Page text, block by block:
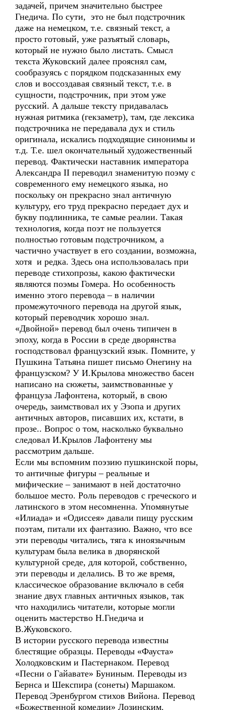
задачей, причем значительно быстрее
Гнедича. По сути, это не был подстрочник
даже на немецком, т.е. связный текст, а
просто готовый, уже разъятый словарь,
который не нужно было листать. Смысл
текста Жуковский далее прояснял сам,
сообразуясь с порядком подсказанных ему
слов и воссоздавая связный текст, т.е. в
сущности, подстрочник, при этом уже
русский. А дальше тексту придавалась
нужная ритмика (гекзаметр), там, где лексика
подстрочника не передавала дух и стиль
оригинала, искались подходящие синонимы и
т.д. Т.е. шел окончательный художественный
перевод. Фактически наставник императора
Александра II переводил знаменитую поэму с
современного ему немецкого языка, но
поскольку он прекрасно знал античную
культуру, его труд прекрасно передает дух и
букву подлинника, те самые реалии. Такая
технология, когда поэт не пользуется
полностью готовым подстрочником, а
частично участвует в его создании, возможна,
хотя и редка. Здесь она использовалась при
переводе стихопрозы, какою фактически
являются поэмы Гомера. Но особенность
именно этого перевода – в наличии
промежуточного перевода на другой язык,
который переводчик хорошо знал.
«Двойной» перевод был очень типичен в
эпоху, когда в России в среде дворянства
господствовал французский язык. Помните, у
Пушкина Татьяна пишет письмо Онегину на
французском? У И.Крылова множество басен
написано на сюжеты, заимствованные у
француза Лафонтена, который, в свою
очередь, заимствовал их у Эзопа и других
античных авторов, писавших их, кстати, в
прозе.. Вопрос о том, насколько буквально
следовал И.Крылов Лафонтену мы
рассмотрим дальше.
Если мы вспомним поэзию пушкинской поры,
то античные фигуры – реальные и
мифические – занимают в ней достаточно
большое место. Роль переводов с греческого и
латинского в этом несомненна. Упомянутые
«Илиада» и «Одиссея» давали пищу русским
поэтам, питали их фантазию. Важно, что все
эти переводы читались, тяга к иноязычным
культурам была велика в дворянской
культурной среде, для которой, собственно,
эти переводы и делались. В то же время,
классическое образование включало в себя
знание двух главных античных языков, так
что находились читатели, которые могли
оценить мастерство Н.Гнедича и
В.Жуковского.
В истории русского перевода известны
блестящие образцы. Переводы «Фауста»
Холодковским и Пастернаком. Перевод
«Песни о Гайавате» Буниным. Переводы из
Бернса и Шекспира (сонеты) Маршаком.
Перевод Эренбургом стихов Вийона. Перевод
«Божественной комедии» Лозинским.